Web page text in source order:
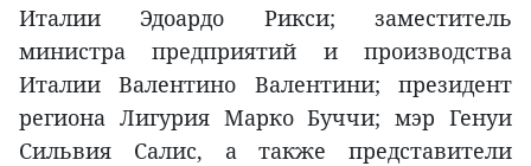
Италии Эдоардо Рикси; заместитель
министра предприятий и производства
Италии Валентино Валентини; президент
региона Лигурия Марко Буччи; мэр Генуи
Сильвия Салис, а также представители